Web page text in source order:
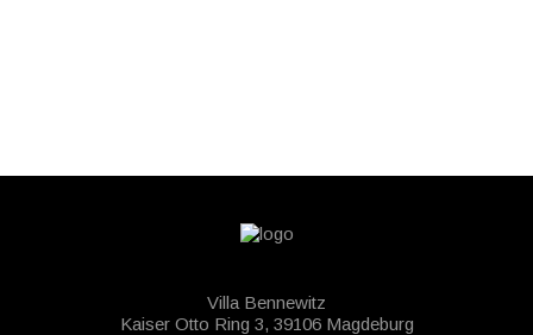
Villa Bennewitz
Kaiser Otto Ring 3, 39106 Magdeburg